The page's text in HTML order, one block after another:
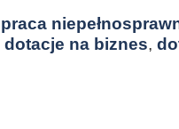
praca
dotacje na biznes,